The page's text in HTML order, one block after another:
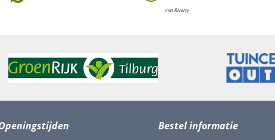
met Riverty
Bestel informatie